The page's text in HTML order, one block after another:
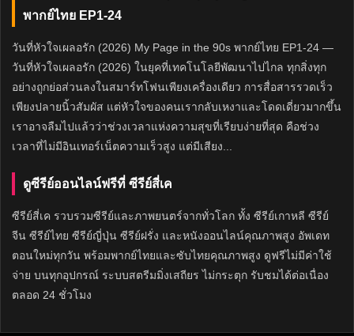
พากย์ไทย EP1-24
วันที่หัวใจเผลอรัก (2026) My Page in the 90s พากย์ไทย EP1-24 —
วันที่หัวใจเผลอรัก (2026) ในยุคที่เทคโนโลยีพัฒนาไปไกล ทุกสิ่งทุก
อย่างถูกย่อส่วนลงในสมาร์ทโฟนเพียงเครื่องเดียว การสื่อสารรวดเร็ว
เพียงปลายนิ้วสัมผัส แต่หัวใจของคนเรากลับเหงาและโดดเดี่ยวมากขึ้น
เราอาจลืมไปแล้วว่าช่วงเวลาแห่งความสุขที่เรียบง่ายที่สุด คือช่วง
เวลาที่ไม่มีอินเทอร์เน็ตความเร็วสูง แต่มีเสียง...
ดูซีรีย์ออนไลน์ฟรีที่ ซีรีย์สี่เค
ซีรีย์สี่เค รวบรวมซีรีย์และภาพยนตร์จากทั่วโลก ทั้ง ซีรีย์เกาหลี ซีรีย์
จีน ซีรีย์ไทย ซีรีย์ญี่ปุ่น ซีรีย์ฝรั่ง และหนังออนไลน์คุณภาพสูง อัพเดท
ตอนใหม่ทุกวัน พร้อมพากย์ไทยและซับไทยคุณภาพสูง ดูฟรีไม่มีค่าใช้
จ่าย บนทุกอุปกรณ์ ระบบสตรีมมิ่งเสถียร ไม่กระตุก รับชมได้ต่อเนื่อง
ตลอด 24 ชั่วโมง